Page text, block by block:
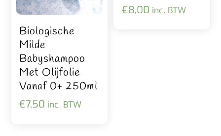
Biologische
Milde
Babyshampoo
Met Olijfolie
Vanaf 0+ 250ml
€7,50 inc. BTW
€8,00 inc. BTW